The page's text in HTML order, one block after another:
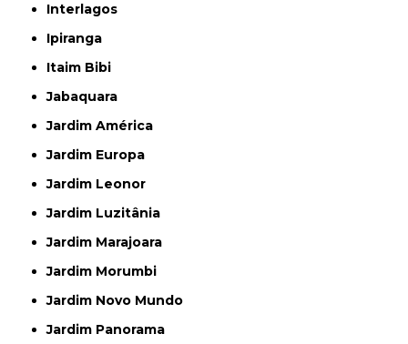
Interlagos
Ipiranga
Itaim Bibi
Jabaquara
Jardim América
Jardim Europa
Jardim Leonor
Jardim Luzitânia
Jardim Marajoara
Jardim Morumbi
Jardim Novo Mundo
Jardim Panorama